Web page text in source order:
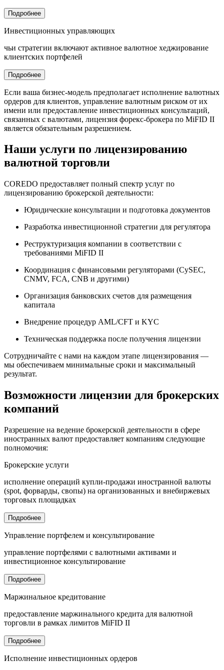
Подробнее
Инвестиционных управляющих
чьи стратегии включают активное валютное хеджирование
клиентских портфелей
Подробнее
Если ваша бизнес-модель предполагает исполнение валютных
ордеров для клиентов, управление валютным риском от их
имени или предоставление инвестиционных консультаций,
связанных с валютами, лицензия форекс-брокера по MiFID II
является обязательным разрешением.
Наши услуги по лицензированию
валютной торговли
COREDO предоставляет полный спектр услуг по
лицензированию брокерской деятельности:
Юридические консультации и подготовка документов
Разработка инвестиционной стратегии для регулятора
Реструктуризация компании в соответствии с
требованиями MiFID II
Координация с финансовыми регуляторами (CySEC,
CNMV, FCA, CNB и другими)
Организация банковских счетов для размещения
капитала
Внедрение процедур AML/CFT и KYC
Техническая поддержка после получения лицензии
Сотрудничайте с нами на каждом этапе лицензирования —
мы обеспечиваем минимальные сроки и максимальный
результат.
Возможности лицензии для брокерских
компаний
Разрешение на ведение брокерской деятельности в сфере
иностранных валют предоставляет компаниям следующие
полномочия:
Брокерские услуги
исполнение операций купли-продажи иностранной валюты
(spot, форварды, свопы) на организованных и внебиржевых
торговых площадках
Подробнее
Управление портфелем и консультирование
управление портфелями с валютными активами и
инвестиционное консультирование
Подробнее
Маржинальное кредитование
предоставление маржинального кредита для валютной
торговли в рамках лимитов MiFID II
Подробнее
Исполнение инвестиционных ордеров